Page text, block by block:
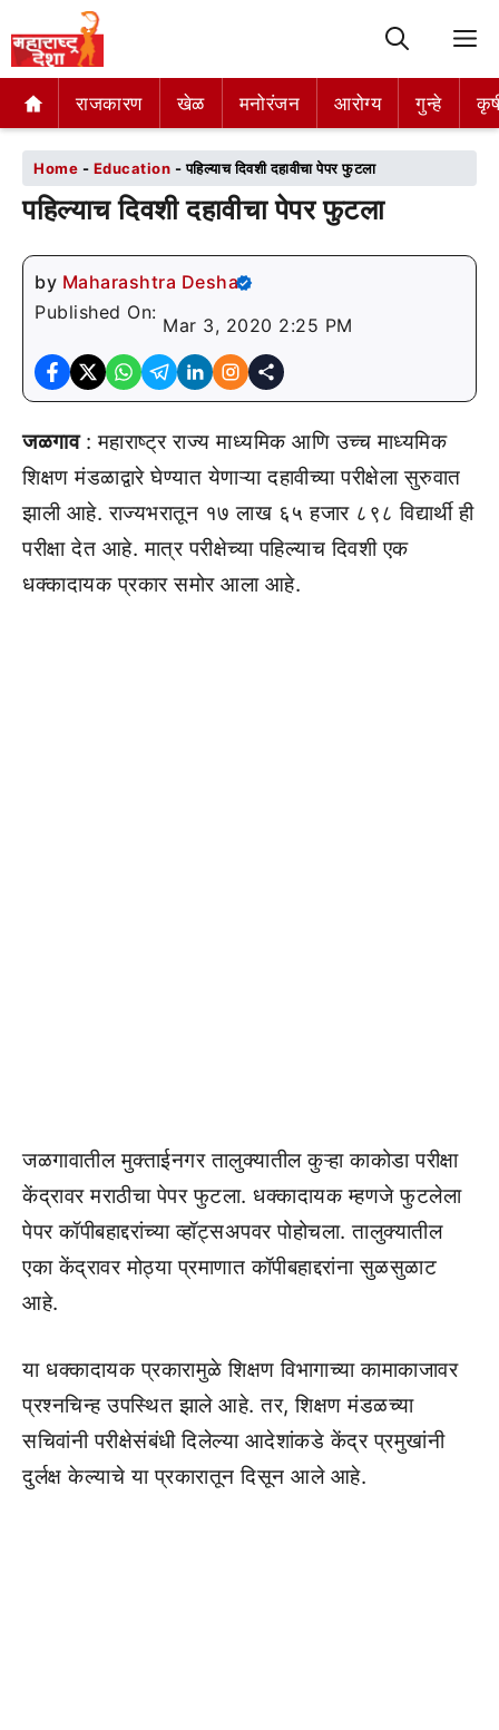
राजकारण खेळ मनोरंजन आरोग्य गुन्हे
राजकारण खेळ मनोरंजन आरोग्य गुन्हे
Home - Education -पहिल्याच दिवशी दहावीचा पेपर फुटला
पहिल्याच दिवशी दहावीचा पेपर फुटला
by Maharashtra Desha
Published On:
Mar 3, 2020 2:25 PM
जळगाव: महाराष्ट्र राज्य माध्यमिक आणि उच्च माध्यमिक
शिक्षण मंडळाद्वारे घेण्यात येणाऱ्या दहावीच्या परीक्षेला सुरुवात
झाली आहे. राज्यभरातून १७ लाख ६५ हजार ८९८ विद्यार्थी ही
परीक्षा देत आहे. मात्र परीक्षेच्या पहिल्याच दिवशी एक
धक्कादायक प्रकार समोर आला आहे.
जळगावातील मुक्ताईनगर तालुक्यातील कुऱ्हा काकोडा परीक्षा
केंद्रावर मराठीचा पेपर फुटला. धक्कादायक म्हणजे फुटलेला
पेपर कॉपीबहाद्दरांच्या व्हॉट्सअपवर पोहोचला. तालुक्यातील
एका केंद्रावर मोठ्या प्रमाणात कॉपीबहाद्दरांना सुळसुळाट
आहे.
या धक्कादायक प्रकारामुळे शिक्षण विभागाच्या कामाकाजावर
प्रश्नचिन्ह उपस्थित झाले आहे. तर, शिक्षण मंडळच्या
सचिवांनी परीक्षेसंबंधी दिलेल्या आदेशांकडे केंद्र प्रमुखांनी
दुर्लक्ष केल्याचे या प्रकारातून दिसून आले आहे.